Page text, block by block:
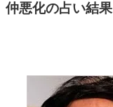
仲悪化の占い結